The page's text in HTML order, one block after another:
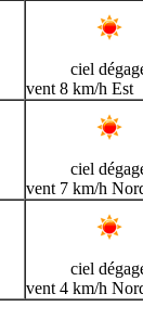
ciel
vent 8 km/h Est
ciel
vent 7 km/h
ciel
vent 4 km/h